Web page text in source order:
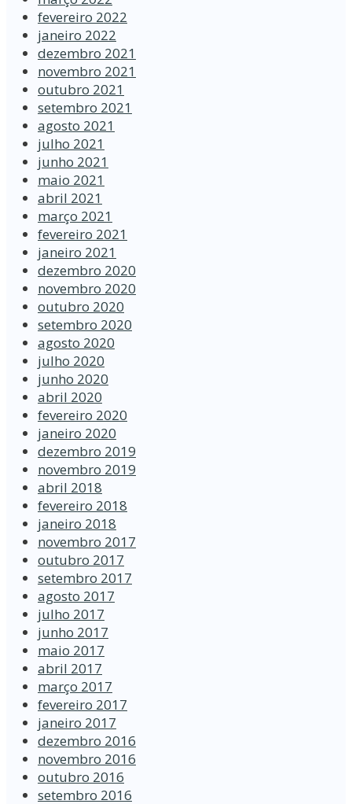
fevereiro 2022
janeiro 2022
dezembro 2021
novembro 2021
outubro 2021
setembro 2021
agosto 2021
julho 2021
junho 2021
maio 2021
abril 2021
março 2021
fevereiro 2021
janeiro 2021
dezembro 2020
novembro 2020
outubro 2020
setembro 2020
agosto 2020
julho 2020
junho 2020
abril 2020
fevereiro 2020
janeiro 2020
dezembro 2019
novembro 2019
abril 2018
fevereiro 2018
janeiro 2018
novembro 2017
outubro 2017
setembro 2017
agosto 2017
julho 2017
junho 2017
maio 2017
abril 2017
março 2017
fevereiro 2017
janeiro 2017
dezembro 2016
novembro 2016
outubro 2016
setembro 2016